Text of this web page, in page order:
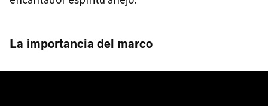
La importancia del marco